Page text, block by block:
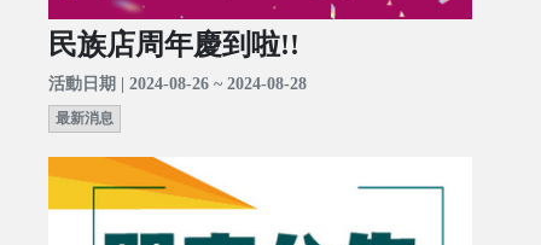
民族店周年慶到啦!!
活動日期 | 2024-08-26 ~ 2024-08-28
最新消息